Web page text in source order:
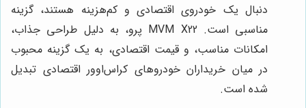
دنبال یک خودروی اقتصادی و کم‌هزینه هستند، گزینه
مناسبی است. MVM X22 پرو، به دلیل طراحی جذاب،
امکانات مناسب، و قیمت اقتصادی، به یک گزینه محبوب
در میان خریداران خودروهای کراس‌اوور اقتصادی تبدیل
شده است.